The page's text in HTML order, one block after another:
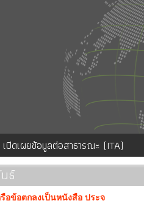
เปิดเผยข้อมูลต่อสาธารณะ (ITA)
ธ์
อข้อตกลงเป็นหนังสือ ประจ